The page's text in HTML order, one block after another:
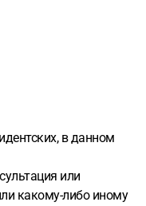
в данном
или
какому-либо иному